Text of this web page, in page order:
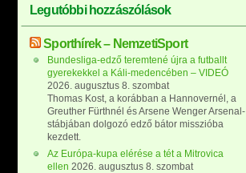
Legutóbbi hozzászólások
Sporthírek – NemzetiSport
Bundesliga-edző teremtené újra a futballt
gyerekekkel a Káli-medencében – VIDEÓ
2026. augusztus 8. szombat
Thomas Kost, a korábban a Hannovernél, a
Greuther Fürthnél és Arsene Wenger Arsenal-
stábjában dolgozó edző bátor misszióba
kezdett.
Az Európa-kupa elérése a tét a Mitrovica
ellen 2026. augusztus 8. szombat